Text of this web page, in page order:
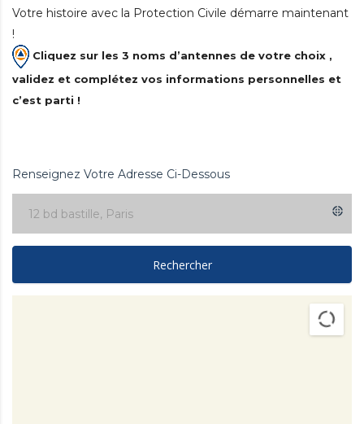
Votre histoire avec la Protection Civile démarre maintenant
!
Cliquez sur les 3 noms d’antennes de votre choix ,
validez et complétez vos informations personnelles et
c’est parti !
Renseignez Votre Adresse Ci-Dessous